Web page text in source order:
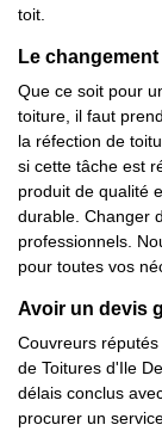
toit.
Le
Que ce soit pour
toiture, il faut
la réfection de
si cette tâche est
produit de qualité
durable. Changer
professionnels.
pour toutes vos
Avoir un devis
Couvreurs
de Toitures d'Ile
délais conclus
procurer un